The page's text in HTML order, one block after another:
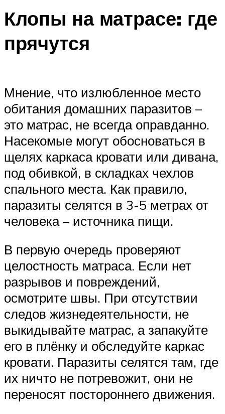
Клопы на матрасе: где
прячутся
Мнение, что излюбленное место
обитания домашних паразитов –
это матрас, не всегда оправданно.
Насекомые могут обосноваться в
щелях каркаса кровати или дивана,
под обивкой, в складках чехлов
спального места. Как правило,
паразиты селятся в 3-5 метрах от
человека – источника пищи.
В первую очередь проверяют
целостность матраса. Если нет
разрывов и повреждений,
осмотрите швы. При отсутствии
следов жизнедеятельности, не
выкидывайте матрас, а запакуйте
его в плёнку и обследуйте каркас
кровати. Паразиты селятся там, где
их ничто не потревожит, они не
переносят постороннего движения.